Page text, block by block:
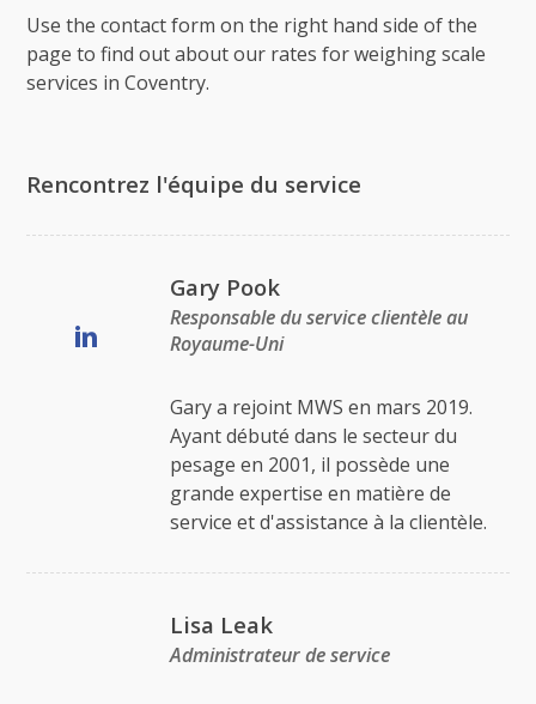
Use the contact form on the right hand side of the
page to find out about our rates for weighing scale
services in Coventry.
Rencontrez l'équipe du service
Gary Pook
Responsable du service clientèle au
Royaume-Uni
Gary a rejoint MWS en mars 2019.
Ayant débuté dans le secteur du
pesage en 2001, il possède une
grande expertise en matière de
service et d'assistance à la clientèle.
Lisa Leak
Administrateur de service